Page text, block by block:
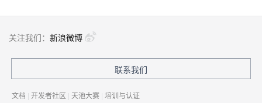
关注我们： 新浪微博
联系我们
文档 | 开发者社区 | 天池大赛 | 培训与认证